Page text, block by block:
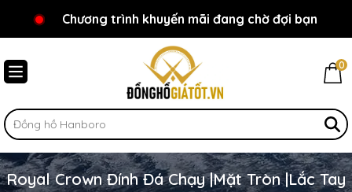
Chào mừng bạn đến với Đồnghồgiátốt.vn!
Chương trình khuyến mãi đang chờ đợi bạn
0
Royal Crown Đính Đá Chạy |Mặt Tròn |Lắc Tay